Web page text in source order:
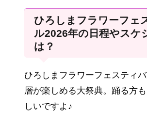
ひろしまフラワーフェ
ル2026年の日程やスケ
は？
ひろしまフラワーフェスティ
層が楽しめる大祭典。踊る方
しいですよ♪